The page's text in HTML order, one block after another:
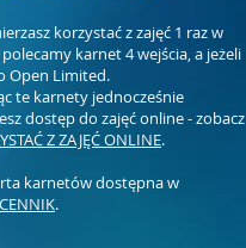
korzystać z zajęć 1 raz w
karnet 4 wejścia, a jeżeli
Open Limited.
te karnety jednocześnie
dostęp do zajęć online - zobacz
Z ZAJĘĆ ONLINE.
karnetów dostępna w
CENNIK.